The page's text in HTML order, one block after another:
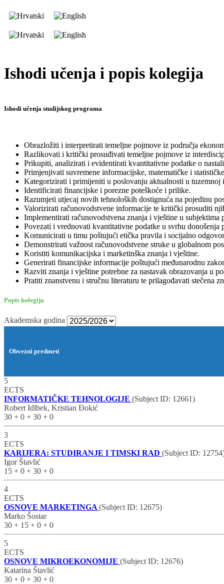
Ishodi učenja i popis kolegija
Ishodi učenja studijskog programa
Obrazložiti i interpretirati temeljne pojmove iz područja
Razlikovati i kritički prosuđivati temeljne pojmove iz
Prikupiti, analizirati i evidentirati kvantitativne podatke o
Primjenjivati suvremene informacijske, matematičke i
Kategorizirati i primijeniti u poslovanju aktualnosti u
Identificirati financijske i porezne poteškoće i prilike.
Razumjeti utjecaj novih tehnoloških dostignuća na pojedinu
Valorizirati računovodstvene informacije te kritički prosuditi
Implementirati računovodstvena znanja i vještine u subjektima
Povezati i vrednovati kvantitativne podatke u svrhu donošenja
Komunicirati u timu poštujući etička pravila i socijalno
Demonstrirati važnost računovodstvene struke u globalnom
Koristiti komunikacijska i marketinška znanja i vještine.
Generirati financijske informacije poštujući međunarodnu
Razviti znanja i vještine potrebne za nastavak obrazovanja u
Pratiti znanstvenu i stručnu literaturu te prilagođavati stečena
Popis kolegija
Akademska godina
Obvezni predmeti
5
ECTS
INFORMATIČKE TEHNOLOGIJE (Subject ID: 12661)
Robert Idlbek, Kristian Đokić
30 + 0 + 30 + 0
3
ECTS
KARIJERA: STUDIRANJE I TIMSKI RAD (Subject ID:
Igor Štavlić
15 + 0 + 30 + 0
4
ECTS
OSNOVE MARKETINGA (Subject ID: 12675)
Marko Šostar
30 + 15 + 0 + 0
5
ECTS
OSNOVE MIKROEKONOMIJE (Subject ID: 12676)
Katarina Štavlić
30 + 0 + 30 + 0